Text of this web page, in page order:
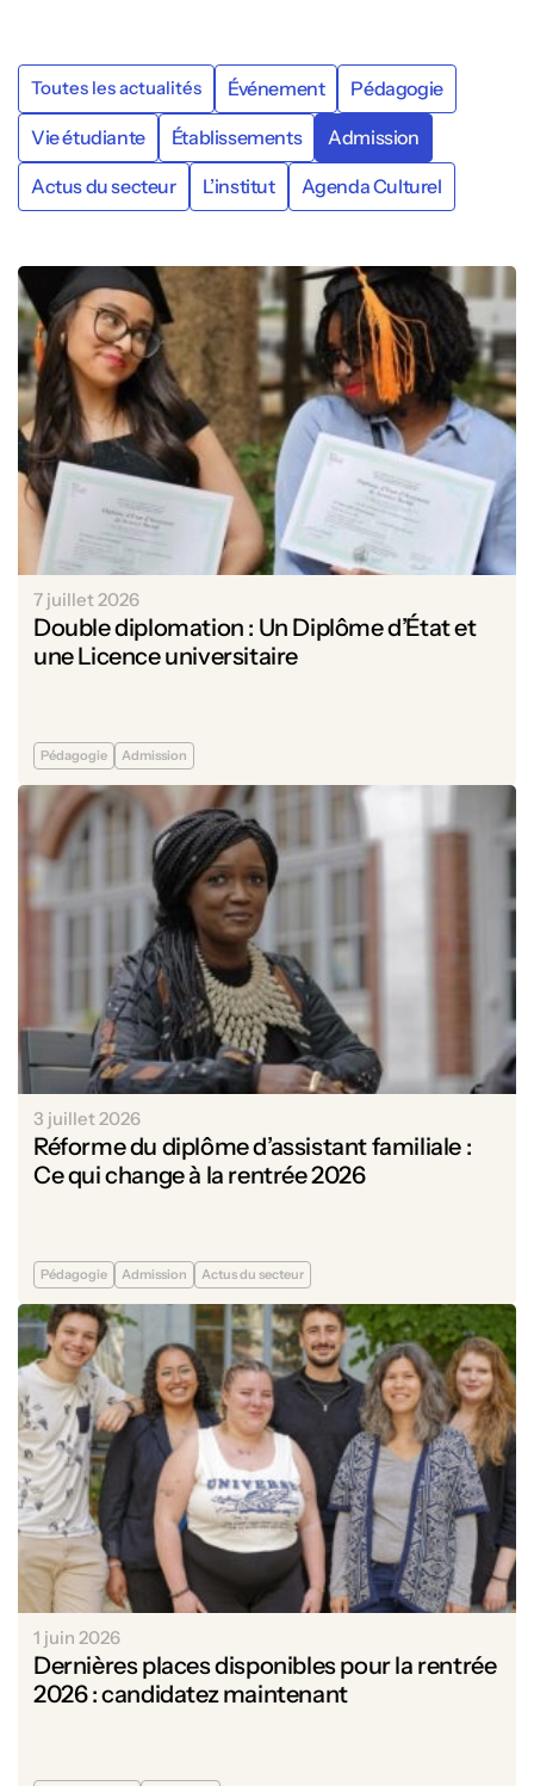
Toutes les actualités Événement Pédagogie
Vie étudiante Établissements Admission
Actus du secteur L’institut Agenda Culturel
7 juillet 2026
Double diplomation : Un Diplôme d’État et
une Licence universitaire
Pédagogie Admission
3 juillet 2026
Réforme du diplôme d’assistant familiale :
Ce qui change à la rentrée 2026
Pédagogie Admission Actus du secteur
1 juin 2026
Dernières places disponibles pour la rentrée
2026 : candidatez maintenant